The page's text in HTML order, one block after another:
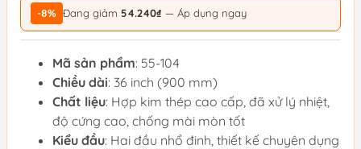
-8% Đang giảm 54.240₫ — Áp dụng ngay
Mã sản phẩm: 55-104
Chiều dài: 36 inch (900 mm)
Chất liệu: Hợp kim thép cao cấp, đã xử lý nhiệt,
độ cứng cao, chống mài mòn tốt
Kiểu đầu: Hai đầu nhổ đinh, thiết kế chuyên dụng